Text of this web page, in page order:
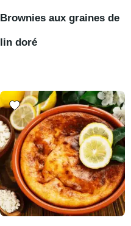
Brownies aux graines de
lin doré